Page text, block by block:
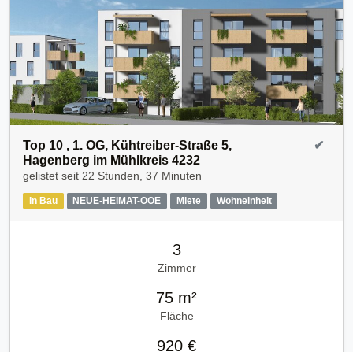
Top 10 , 1. OG, Kühtreiber-Straße 5,
Hagenberg im Mühlkreis 4232
gelistet seit 22 Stunden, 37 Minuten
In Bau NEUE-HEIMAT-OOE Miete Wohneinheit
✔
3
Zimmer
75 m²
Fläche
920 €